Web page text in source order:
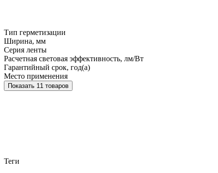
Тип герметизации
Ширина, мм
Серия ленты
Расчетная световая эффективность, лм/Вт
Гарантийный срок, год(а)
Место применения
Показать 11 товаров
Теги